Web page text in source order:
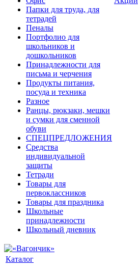
Папки для труда, для
тетрадей
Пеналы
Портфолио для
школьников и
дошкольников
Принадлежности для
письма и черчения
Продукты питания,
посуда и техника
Разное
Ранцы, рюкзаки, мешки
и сумки для сменной
обуви
СПЕЦПРЕДЛОЖЕНИЯ
Средства
индивидуальной
защиты
Тетради
Товары для
первоклассников
Товары для праздника
Школьные
принадлежности
Школьный дневник
Каталог